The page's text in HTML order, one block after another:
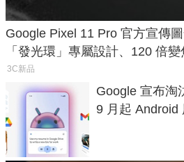
Google Pixel 11 Pro 官方宣傳
「發光環」專屬設計、120 倍
3C新品
Google 宣布淘
9 月起 Android